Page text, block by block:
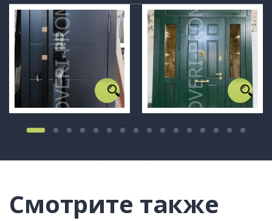
Смотрите также